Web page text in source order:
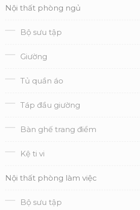
Nội thất phòng ngủ
Bộ sưu tập
Giường
Tủ quần áo
Táp đầu giường
Bàn ghế trang điểm
Kệ ti vi
Nội thất phòng làm việc
Bộ sưu tập